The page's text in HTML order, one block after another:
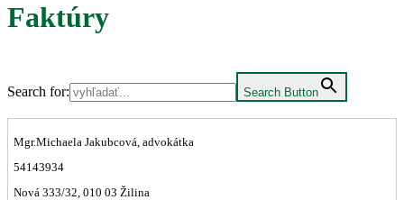
Faktúry
Search for: Search Button
Mgr.Michaela Jakubcová, advokátka
54143934
Nová 333/32, 010 03 Žilina